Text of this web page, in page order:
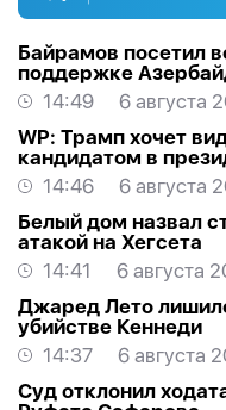
Байрамов посетил
поддержке
14:49
6 августа
WP: Трамп хочет
кандидатом в
14:46
6 августа
Белый дом назвал
атакой на Хегсета
14:41
6 августа
Джаред Лето
убийстве Кеннеди
14:37
6 августа
Суд отклонил